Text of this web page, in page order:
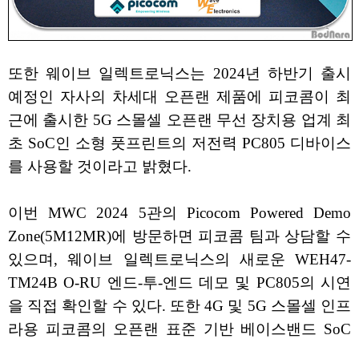
또한 웨이브 일렉트로닉스는 2024년 하반기 출시
예정인 자사의 차세대 오픈랜 제품에 피코콤이 최
근에 출시한 5G 스몰셀 오픈랜 무선 장치용 업계 최
초 SoC인 소형 풋프린트의 저전력 PC805 디바이스
를 사용할 것이라고 밝혔다.
이번 MWC 2024 5관의 Picocom Powered Demo
Zone(5M12MR)에 방문하면 피코콤 팀과 상담할 수
있으며, 웨이브 일렉트로닉스의 새로운 WEH47-
TM24B O-RU 엔드-투-엔드 데모 및 PC805의 시연
을 직접 확인할 수 있다. 또한 4G 및 5G 스몰셀 인프
라용 피코콤의 오픈랜 표준 기반 베이스밴드 SoC